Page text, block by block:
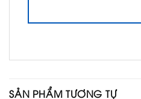
SẢN PHẨM TƯƠNG TỰ